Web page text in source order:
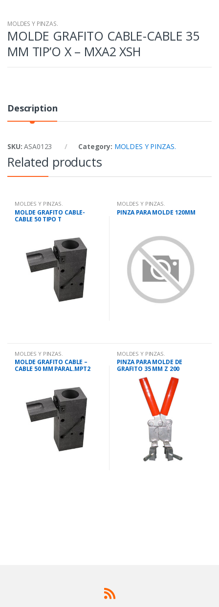
MOLDES Y PINZAS.
MOLDE GRAFITO CABLE-CABLE 35
MM TIP’O X – MXA2 XSH
Description
SKU:ASA0123 Category: MOLDES Y PINZAS.
Related products
MOLDES Y PINZAS.
MOLDE GRAFITO CABLE-
CABLE 50 TIPO T
MOLDES Y PINZAS.
PINZA PARA MOLDE 120MM
MOLDES Y PINZAS.
MOLDE GRAFITO CABLE –
CABLE 50 MM PARAL.MPT2
MOLDES Y PINZAS.
PINZA PARA MOLDE DE
GRAFITO 35 MM Z 200